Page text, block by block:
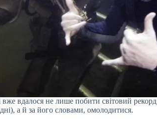
вже вдалося не лише побити світовий
а й за його словами, омолодитися.